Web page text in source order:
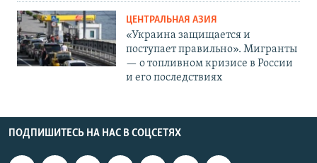
ЦЕНТРАЛЬНАЯ АЗИЯ
«Украина защищается и
поступает правильно». Мигранты
— о топливном кризисе в России
и его последствиях
ПОДПИШИТЕСЬ НА НАС В СОЦСЕТЯХ